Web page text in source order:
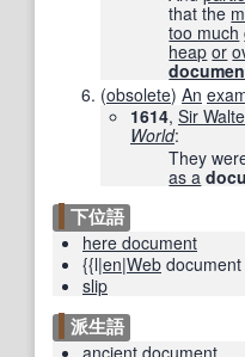
that the
too much
heap or
(obsolete) An
1614, Sir
World:
They
as a
下位語
here document
{{l|en|Web document
slip
派生語